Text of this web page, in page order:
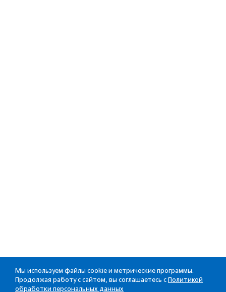
Мы используем файлы cookie и метрические программы.
Продолжая работу с сайтом, вы соглашаетесь с Политикой
обработки персональных данных